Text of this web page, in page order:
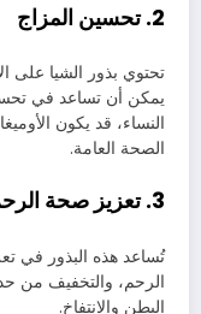
2. تحسين المزاج
يمكن أن تساعد في
الصحة العامة.
3. تعزيز صحة الرحم
تُساعد هذه البذور في
الرحم، والتخفيف من
البطن والانتفاخ.